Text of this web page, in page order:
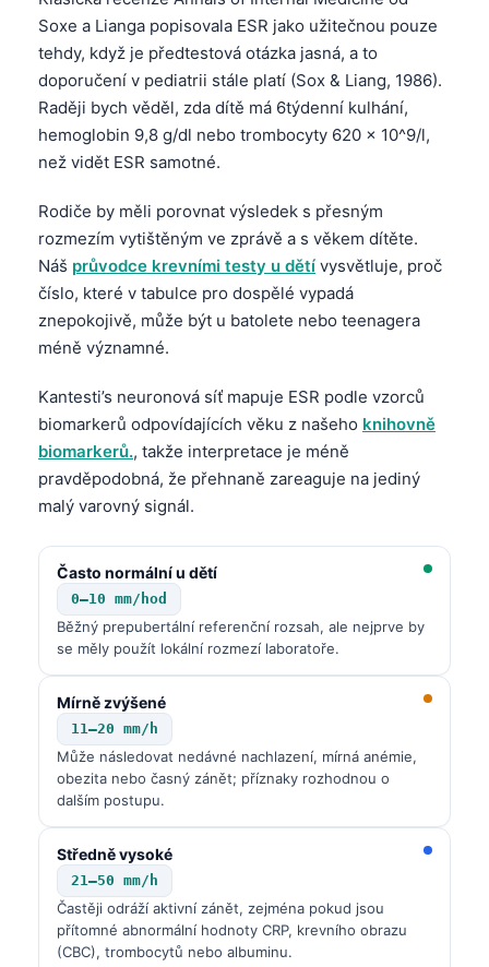
Soxe a Lianga popisovala ESR jako užitečnou pouze
tehdy, když je předtestová otázka jasná, a to
doporučení v pediatrii stále platí (Sox & Liang, 1986).
Raději bych věděl, zda dítě má 6týdenní kulhání,
hemoglobin 9,8 g/dl nebo trombocyty 620 × 10^9/l,
než vidět ESR samotné.
Rodiče by měli porovnat výsledek s přesným
rozmezím vytištěným ve zprávě a s věkem dítěte.
Náš průvodce krevními testy u dětí vysvětluje, proč
číslo, které v tabulce pro dospělé vypadá
znepokojivě, může být u batolete nebo teenagera
méně významné.
Kantesti’s neuronová síť mapuje ESR podle vzorců
biomarkerů odpovídajících věku z našeho knihovně
biomarkerů., takže interpretace je méně
pravděpodobná, že přehnaně zareaguje na jediný
malý varovný signál.
Často normální u dětí
0–10 mm/hod
Běžný prepubertální referenční rozsah, ale nejprve by
se měly použít lokální rozmezí laboratoře.
Mírně zvýšené
11–20 mm/h
Může následovat nedávné nachlazení, mírná anémie,
obezita nebo časný zánět; příznaky rozhodnou o
dalším postupu.
Středně vysoké
21–50 mm/h
Častěji odráží aktivní zánět, zejména pokud jsou
přítomné abnormální hodnoty CRP, krevního obrazu
(CBC), trombocytů nebo albuminu.